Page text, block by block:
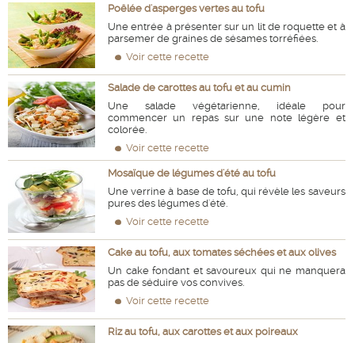
Poêlée d'asperges vertes au tofu
Une entrée à présenter sur un lit de roquette et à
parsemer de graines de sésames torréfiées.
Voir cette recette
Salade de carottes au tofu et au cumin
Une salade végétarienne, idéale pour
commencer un repas sur une note légère et
colorée.
Voir cette recette
Mosaïque de légumes d'été au tofu
Une verrine à base de tofu, qui révèle les saveurs
pures des légumes d'été.
Voir cette recette
Cake au tofu, aux tomates séchées et aux olives
Un cake fondant et savoureux qui ne manquera
pas de séduire vos convives.
Voir cette recette
Riz au tofu, aux carottes et aux poireaux